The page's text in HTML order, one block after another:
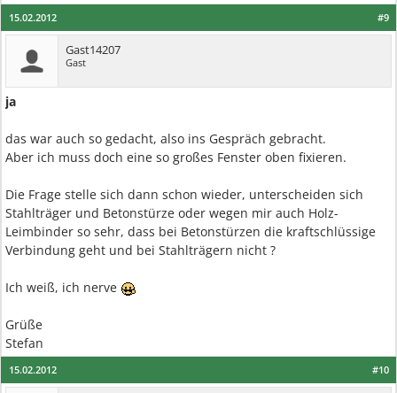
#9
15.02.2012
Gast14207
Gast
ja
das war auch so gedacht, also ins Gespräch gebracht.
Aber ich muss doch eine so großes Fenster oben fixieren.
Die Frage stelle sich dann schon wieder, unterscheiden sich
Stahlträger und Betonstürze oder wegen mir auch Holz-
Leimbinder so sehr, dass bei Betonstürzen die kraftschlüssige
Verbindung geht und bei Stahlträgern nicht ?
Ich weiß, ich nerve
Grüße
Stefan
#10
15.02.2012